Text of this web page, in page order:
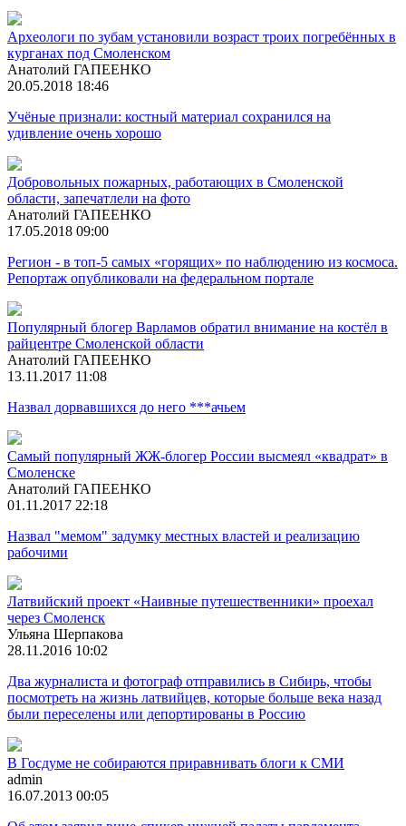
Археологи по зубам установили возраст троих погребённых в
курганах под Смоленском
Анатолий ГАПЕЕНКО
20.05.2018 18:46
Учёные признали: костный материал сохранился на
удивление очень хорошо
Добровольных пожарных, работающих в Смоленской
области, запечатлели на фото
Анатолий ГАПЕЕНКО
17.05.2018 09:00
Регион - в топ-5 самых «горящих» по наблюдению из космоса.
Репортаж опубликовали на федеральном портале
Популярный блогер Варламов обратил внимание на костёл в
райцентре Смоленской области
Анатолий ГАПЕЕНКО
13.11.2017 11:08
Назвал дорвавшихся до него ***ачьем
Самый популярный ЖЖ-блогер России высмеял «квадрат» в
Смоленске
Анатолий ГАПЕЕНКО
01.11.2017 22:18
Назвал "мемом" задумку местных властей и реализацию
рабочими
Латвийский проект «Наивные путешественники» проехал
через Смоленск
Ульяна Шерпакова
28.11.2016 10:02
Два журналиста и фотограф отправились в Сибирь, чтобы
посмотреть на жизнь латвийцев, которые больше века назад
были переселены или депортированы в Россию
В Госдуме не собираются приравнивать блоги к СМИ
admin
16.07.2013 00:05